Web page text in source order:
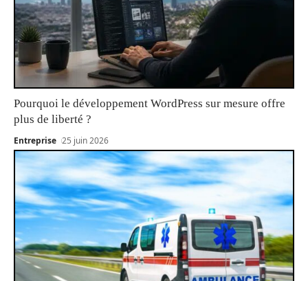
Pourquoi le développement WordPress sur mesure offre
plus de liberté ?
Entreprise 25 juin 2026